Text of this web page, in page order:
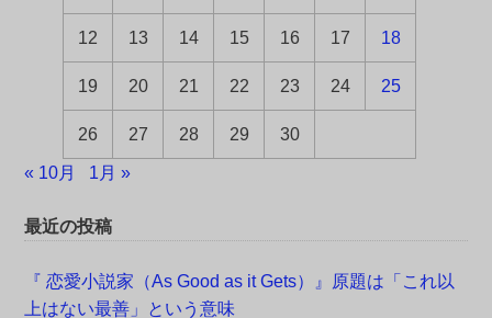
12 13 14 15 16 17 18
19 20 21 22 23 24 25
26 27 28 29 30
« 10月 1月 »
最近の投稿
『 恋愛小説家（As Good as it Gets）』原題は「これ以
上はない最善」という意味